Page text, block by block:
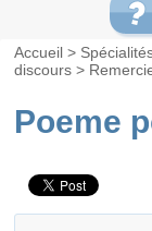
Accueil >
discours >
Poeme